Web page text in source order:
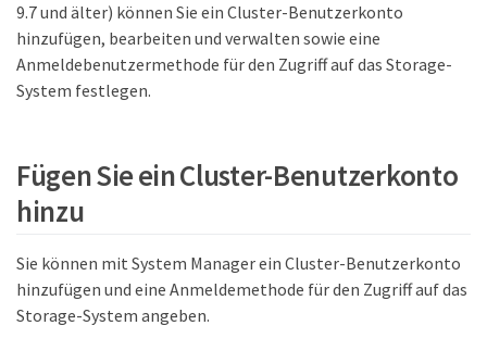
9.7 und älter) können Sie ein Cluster-Benutzerkonto
hinzufügen, bearbeiten und verwalten sowie eine
Anmeldebenutzermethode für den Zugriff auf das Storage-
System festlegen.
Fügen Sie ein Cluster-Benutzerkonto
hinzu
Sie können mit System Manager ein Cluster-Benutzerkonto
hinzufügen und eine Anmeldemethode für den Zugriff auf das
Storage-System angeben.